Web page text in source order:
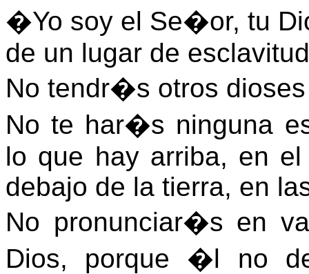
�Yo soy el Se�or, tu
de un lugar de
No tendr�s otros
No te har�s ninguna
lo que hay arriba, en
debajo de la tierra, en
No pronunciar�s en
Dios, porque �l no